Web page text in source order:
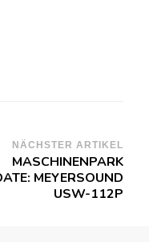
NÄCHSTER ARTIKEL
MASCHINENPARK
MEYERSOUND
USW-112P